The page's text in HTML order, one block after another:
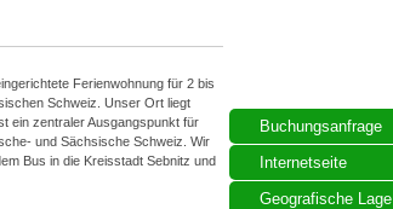
Buchungsanfrage
Internetseite
Geografische Lage
Ferienwohnung für 2 bis
Schweiz. Unser Ort liegt
ein zentraler Ausgangspunkt für
und Sächsische Schweiz. Wir
Bus in die Kreisstadt Sebnitz und